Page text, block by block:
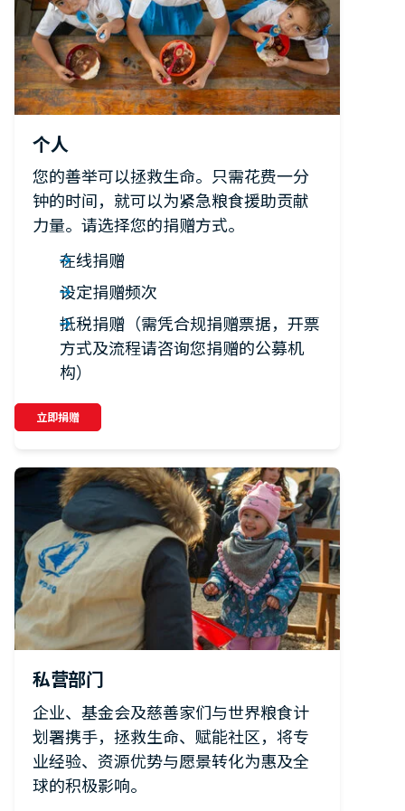
个人
您的善举可以拯救生命。只需花费一分
钟的时间，就可以为紧急粮食援助贡献
力量。请选择您的捐赠方式。
在线捐赠
设定捐赠频次
抵税捐赠（需凭合规捐赠票据，开票
方式及流程请咨询您捐赠的公募机
构）
立即捐赠
私营部门
企业、基金会及慈善家们与世界粮食计
划署携手，拯救生命、赋能社区，将专
业经验、资源优势与愿景转化为惠及全
球的积极影响。